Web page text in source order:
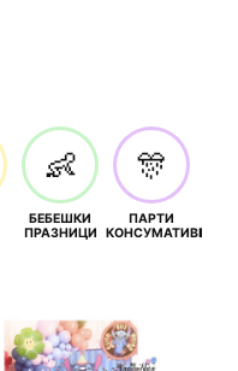
👶
БЕБЕШКИ
ПРАЗНИЦИ
🎊
ПАРТИ
КОНСУМАТИВИ